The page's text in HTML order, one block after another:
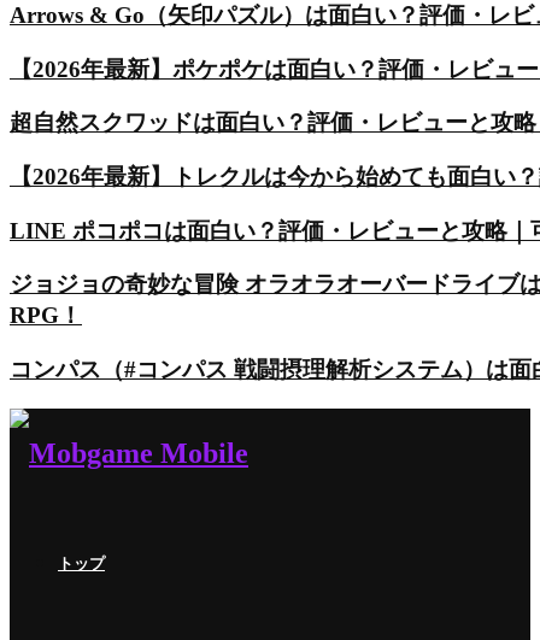
Arrows & Go（矢印パズル）は面白い？評価・レ
【2026年最新】ポケポケは面白い？評価・レビ
超自然スクワッドは面白い？評価・レビューと攻
【2026年最新】トレクルは今から始めても面白
LINE ポコポコは面白い？評価・レビューと攻略
ジョジョの奇妙な冒険 オラオラオーバードライブ
RPG！
コンパス（#コンパス 戦闘摂理解析システム）は
トップ